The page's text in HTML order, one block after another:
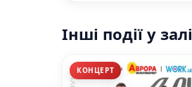
Інші події у залі
КОНЦЕРТ